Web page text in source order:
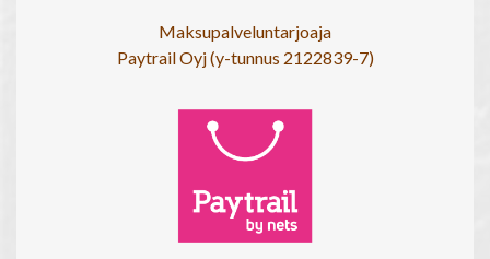
Maksupalveluntarjoaja
Paytrail Oyj (y-tunnus 2122839-7)